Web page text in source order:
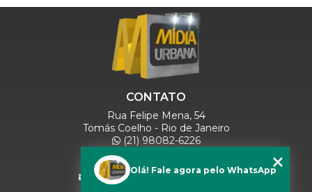
CONTATO
Rua Felipe Mena, 54
Tomás Coelho - Rio de Janeiro
(21) 98082-6226
(21) 97280-9600
(11) 93071-5918
comercialmidiaurbana@gmail.com
Olá! Fale agora pelo WhatsApp